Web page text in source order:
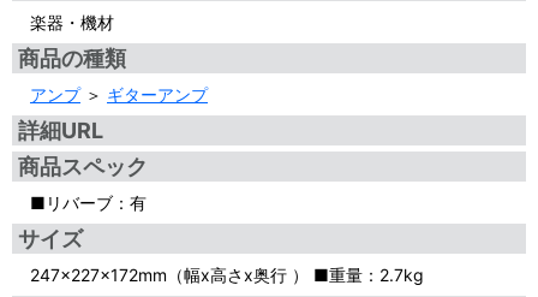
楽器・機材
商品の種類
アンプ＞ ギターアンプ
詳細URL
商品スペック
■リバーブ：有
サイズ
247x227x172mm（幅x高さx奥行 ） ■重量：2.7kg